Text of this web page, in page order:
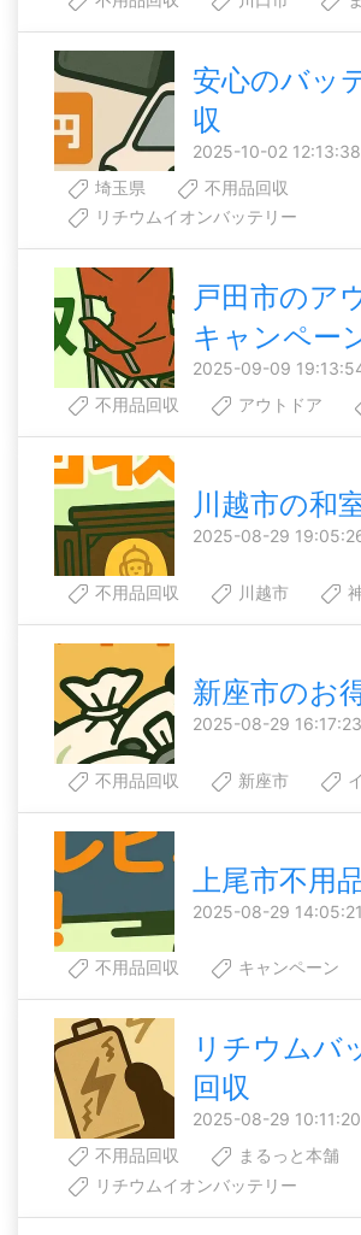
安心のバッ
収
2025-10-02 12:13:38
埼玉県
不用品回収
リチウムイオンバッテリー
戸田市のア
キャンペー
2025-09-09
不用品回収
アウトドア
川越市の和
2025-08-29
不用品回収 川越市
新座市のお
2025-08-29 16:17:23
不用品回収 新座市
上尾市不用
2025-08-29 14:05:21
不用品回収 キャンペーン
リチウムバ
回収
2025-08-29 10:11:20
不用品回収
まるっと本舗
リチウムイオンバッテリー